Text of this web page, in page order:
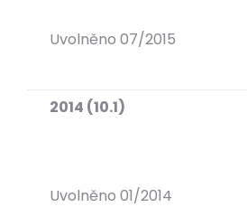
Uvolněno 07/2015
2014 (10.1)
Uvolněno 01/2014